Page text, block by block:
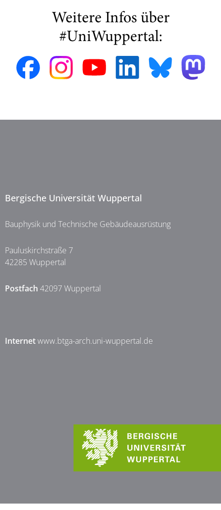
Weitere Infos über
#UniWuppertal:
Bergische Universität Wuppertal
Bauphysik und Technische Gebäudeausrüstung
Pauluskirchstraße 7
42285 Wuppertal
Postfach 42097 Wuppertal
Internetwww.btga-arch.uni-wuppertal.de